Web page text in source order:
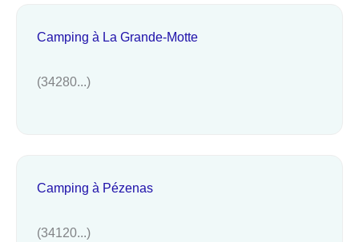
Camping à La Grande-Motte
(34280...)
Camping à Pézenas
(34120...)